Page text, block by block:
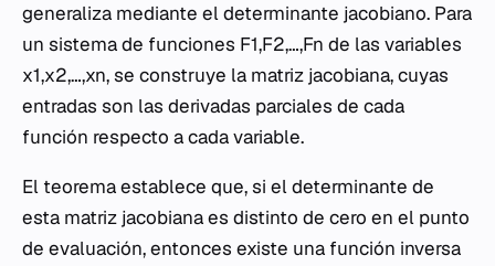
generaliza mediante el determinante jacobiano. Para
un sistema de funciones F1​,F2​,…,Fn​ de las variables
x1​,x2​,…,xn​, se construye la matriz jacobiana, cuyas
entradas son las derivadas parciales de cada
función respecto a cada variable.
El teorema establece que, si el determinante de
esta matriz jacobiana es distinto de cero en el punto
de evaluación, entonces existe una función inversa